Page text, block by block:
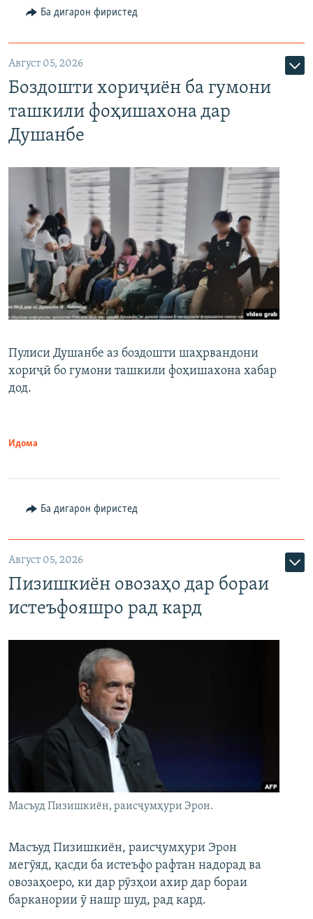
Ба дигарон фиристед
Август 05, 2026
Боздошти хориҷиён ба гумони
ташкили фоҳишахона дар
Душанбе
Пулиси Душанбе аз боздошти шаҳрвандони
хориҷӣ бо гумони ташкили фоҳишахона хабар
дод.
Идома
Ба дигарон фиристед
Август 05, 2026
Пизишкиён овозаҳо дар бораи
истеъфояшро рад кард
Масъуд Пизишкиён, раисҷумҳури Эрон.
Масъуд Пизишкиён, раисҷумҳури Эрон
мегӯяд, қасди ба истеъфо рафтан надорад ва
овозаҳоеро, ки дар рӯзҳои ахир дар бораи
барканории ӯ нашр шуд, рад кард.